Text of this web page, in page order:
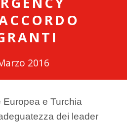
2016
Europea e Turchia
dei leader